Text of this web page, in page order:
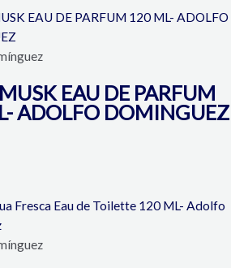
EAU DE PARFUM
ADOLFO DOMINGUEZ